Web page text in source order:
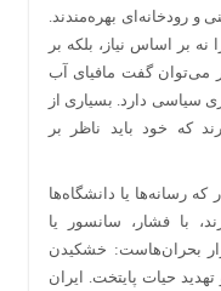
و رودخانه‌ای بهره‌مندند.
بر اساس نیاز، بلکه بر
می‌توان گفت مافیای آب
سیاسی دارد. بسیاری از
که خود باید ناظر بر
رسانه‌ها یا دانشگاه‌ها
با فشار، سانسور یا
بحران‌هاست: خشکیدن
حیات پایتخت. ایران